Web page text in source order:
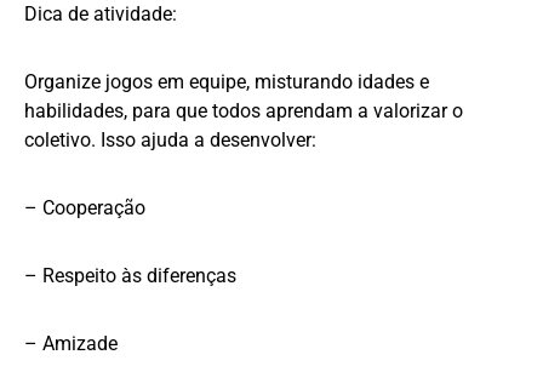
Dica de atividade:
Organize jogos em equipe, misturando idades e
habilidades, para que todos aprendam a valorizar o
coletivo. Isso ajuda a desenvolver:
– Cooperação
– Respeito às diferenças
– Amizade